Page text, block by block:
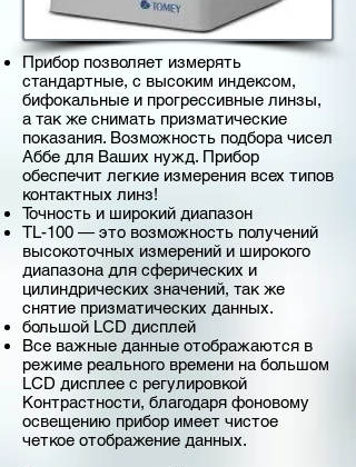
Прибор позволяет измерять
стандартные, с высоким индексом,
бифокальные и прогрессивные линзы,
а так же снимать призматические
показания. Возможность подбора чисел
Аббе для Ваших нужд. Прибор
обеспечит легкие измерения всех типов
контактных линз!
Точность и широкий диапазон
TL-100 — это возможность получений
высокоточных измерений и широкого
диапазона для сферических и
цилиндрических значений, так же
снятие призматических данных.
большой LCD дисплей
Все важные данные отображаются в
режиме реального времени на большом
LCD дисплее с регулировкой
Контрастности, благодаря фоновому
освещению прибор имеет чистое
четкое отображение данных.